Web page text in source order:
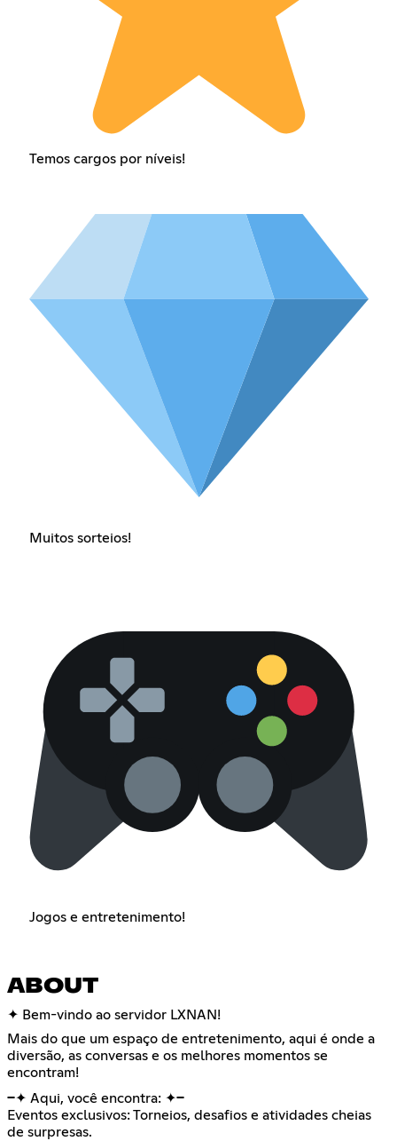
Temos cargos por níveis!
Muitos sorteios!
Jogos e entretenimento!
ABOUT
✦ Bem-vindo ao servidor LXNAN!
Mais do que um espaço de entretenimento, aqui é onde a
diversão, as conversas e os melhores momentos se
encontram!
━✦ Aqui, você encontra: ✦━
Eventos exclusivos: Torneios, desafios e atividades cheias
de surpresas.